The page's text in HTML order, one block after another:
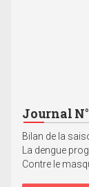
Journal
Bilan de la
La dengue
Contre le